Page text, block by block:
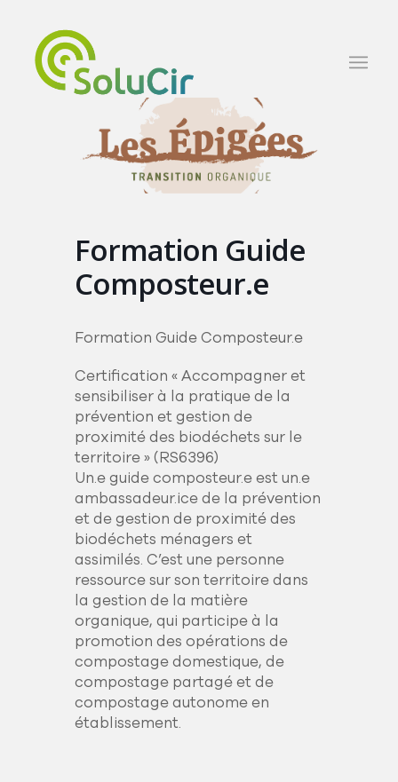
Formation Guide
Composteur.e
Formation Guide Composteur.e
Certification « Accompagner et
sensibiliser à la pratique de la
prévention et gestion de
proximité des biodéchets sur le
territoire » (RS6396)
Un.e guide composteur.e est un.e
ambassadeur.ice de la prévention
et de gestion de proximité des
biodéchets ménagers et
assimilés. C’est une personne
ressource sur son territoire dans
la gestion de la matière
organique, qui participe à la
promotion des opérations de
compostage domestique, de
compostage partagé et de
compostage autonome en
établissement.